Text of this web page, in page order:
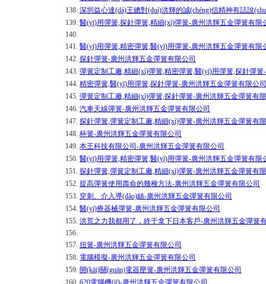
138. 深圳益心達(dá)王總對(duì)洪輝的誠(chéng)信精神有話說
139. 醫(yī)用彈簧,探針彈簧,精細(xì)彈簧-廣州洪輝五金彈簧有限
140.
141. 醫(yī)用彈簧,精密彈簧,醫(yī)用彈簧-廣州洪輝五金彈簧有限
142. 探針彈簧-廣州洪輝五金彈簧有限公司
143. 彈簧定制工廠,精細(xì)彈簧,精密彈簧,醫(yī)用彈簧,探針彈
144. 精密彈簧,醫(yī)用彈簧,探針彈簧-廣州洪輝五金彈簧有限公司
145. 彈簧定制工廠,精細(xì)彈簧,探針彈簧-廣州洪輝五金彈簧有
146. 汽車天線彈簧-廣州洪輝五金彈簧有限公司
147. 探針彈簧,彈簧定制工廠,精細(xì)彈簧-廣州洪輝五金彈簧有
148. 杯簧-廣州洪輝五金彈簧有限公司
149. 本王科技有限公司-廣州洪輝五金彈簧有限公司
150. 醫(yī)用彈簧,精密彈簧,醫(yī)用彈簧-廣州洪輝五金彈簧有限
151. 探針彈簧,彈簧定制工廠,精細(xì)彈簧-廣州洪輝五金彈簧有
152. 提高彈簧使用壽命的幾種方法-廣州洪輝五金彈簧有限公司
153. 穿刺、介入導(dǎo)絲-廣州洪輝五金彈簧有限公司
154. 醫(yī)療器械彈簧-廣州洪輝五金彈簧有限公司
155. 洪荒之力我都用了，終于拿下日本客戶-廣州洪輝五金彈簧
156.
157. 扭簧-廣州洪輝五金彈簧有限公司
158. 電腦模擬-廣州洪輝五金彈簧有限公司
159. 開(kāi)關(guān)電器壓簧-廣州洪輝五金彈簧有限公司
160. 620電腦機(jī)-廣州洪輝五金彈簧有限公司